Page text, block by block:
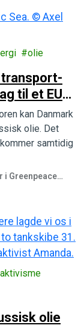
olie
transport-
til et EU
kan Danmark
olie. Det
samtidig
i Greenpeace
aktivisme
olie